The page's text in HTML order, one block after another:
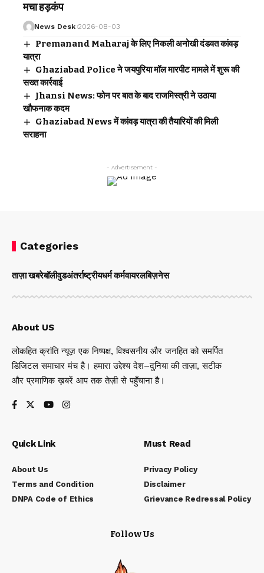
मचा हड़कंप
News Desk 2026-08-03
Premanand Maharaj के लिए निकली अनोखी दंडवत कांवड़
यात्रा
Ghaziabad Police ने जयपुरिया मॉल मारपीट मामले में शुरू की
सख्त कार्रवाई
Jhansi News: फोन पर बात के बाद राजमिस्त्री ने उठाया
खौफनाक कदम
Ghaziabad News में कांवड़ यात्रा की तैयारियों की मिली
सराहना
- Advertisement -
Categories
ताज़ा खबरेबॉलीवुडअंतर्राष्ट्रीयधर्म कर्मवायरलबिज़नेस
About US
लोकहित क्रांति न्यूज़ एक निष्पक्ष, विश्वसनीय और जनहित को समर्पित
डिजिटल समाचार मंच है। हमारा उद्देश्य देश–दुनिया की ताज़ा, सटीक
और प्रमाणिक ख़बरें आप तक तेज़ी से पहुँचाना है।
Quick Link
About Us
Terms and Condition
DNPA Code of Ethics
Must Read
Privacy Policy
Disclaimer
Grievance Redressal Policy
Follow Us